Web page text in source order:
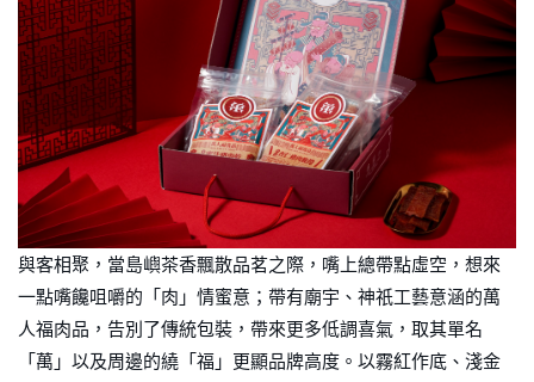
與客相聚，當島嶼茶香飄散品茗之際，嘴上總帶點虛空，想來
一點嘴饞咀嚼的「肉」情蜜意；帶有廟宇、神祇工藝意涵的萬
人福肉品，告別了傳統包裝，帶來更多低調喜氣，取其單名
「萬」以及周邊的繞「福」更顯品牌高度。以霧紅作底、淺金